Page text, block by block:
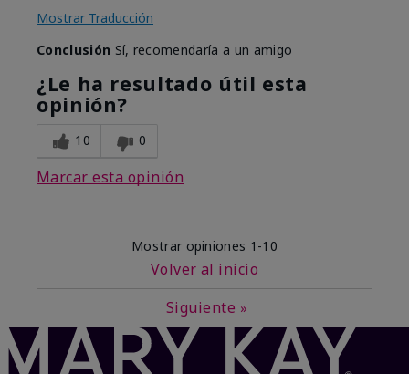
Mostrar Traducción
Conclusión Sí, recomendaría a un amigo
¿Le ha resultado útil esta
opinión?
10 0
Marcar esta opinión
Mostrar opiniones 1-10
Volver al inicio
Siguiente »